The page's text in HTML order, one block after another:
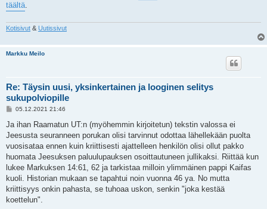
täältä.
Kotisivut & Uutissivut
Markku Meilo
Re: Täysin uusi, yksinkertainen ja looginen selitys
sukupolviopille
V
e
t
i
05.12.2021 21:46
Ja ihan Raamatun UT:n (myöhemmin kirjoitetun) tekstin valossa ei
Jeesusta seuranneen porukan olisi tarvinnut odottaa lähellekään puolta
vuosisataa ennen kuin kriittisesti ajattelleen henkilön olisi ollut pakko
huomata Jeesuksen paluulupauksen osoittautuneen jullikaksi. Riittää kun
lukee Markuksen 14:61, 62 ja tarkistaa milloin ylimmäinen pappi Kaifas
kuoli. Historian mukaan se tapahtui noin vuonna 46 ya. No mutta
kriittisyys onkin pahasta, se tuhoaa uskon, senkin "joka kestää
koettelun".